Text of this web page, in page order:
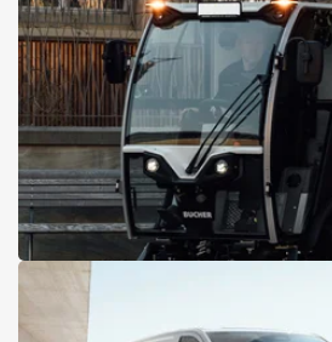
Der neue Marco
Glamping-
Funktionalität
Ein Reisemobil für den Alltag und das
Neuen Marco Polo kennenlernen
Die neue CityCat